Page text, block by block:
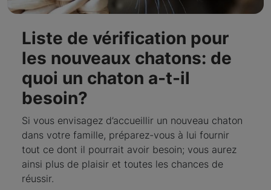
Liste de vérification pour
les nouveaux chatons: de
quoi un chaton a-t-il
besoin?
Si vous envisagez d’accueillir un nouveau chaton
dans votre famille, préparez-vous à lui fournir
tout ce dont il pourrait avoir besoin; vous aurez
ainsi plus de plaisir et toutes les chances de
réussir.